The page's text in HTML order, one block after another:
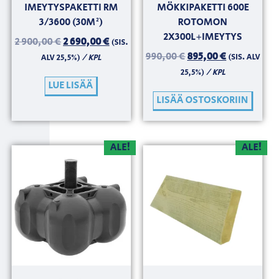
IMEYTYSPAKETTI RM
3/3600 (30M²)
2 900,00€2 690,00€ (SIS.
ALV 25,5%)/ KPL
LUE LISÄÄ
MÖKKIPAKETTI 600E
ROTOMON
2X300L+IMEYTYS
990,00€895,00€ (SIS. ALV
25,5%)/ KPL
LISÄÄ OSTOSKORIIN
ALE! ALE!